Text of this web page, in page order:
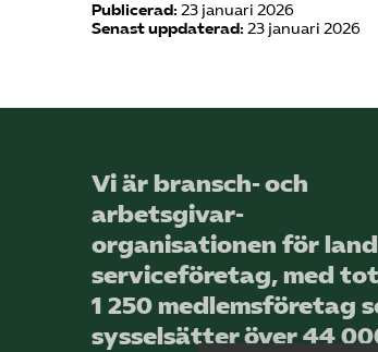
Publicerad: 23 januari 2026
Senast uppdaterad: 23 januari 2026
Vi är bransch- och
arbetsgivar­
organisationen för
service­företag, med
1 250 medlems­företag
sysselsätter över 44